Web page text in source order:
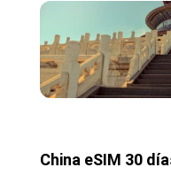
China eSIM 30